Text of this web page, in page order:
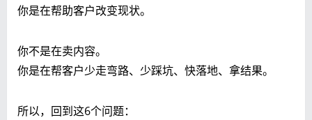
你是在帮助客户改变现状。
你不是在卖内容。
你是在帮客户少走弯路、少踩坑、快落地、拿结果。
所以，回到这6个问题：